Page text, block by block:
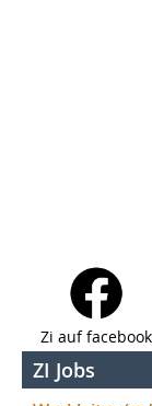
Zi auf facebook
ZI Jobs